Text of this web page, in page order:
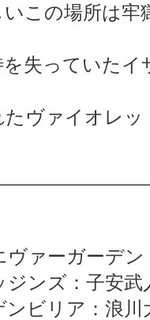
この場所は牢
失っていたイ
ヴァイオレ
ァーガーデン
ンズ：子安武
ビリア：浪川